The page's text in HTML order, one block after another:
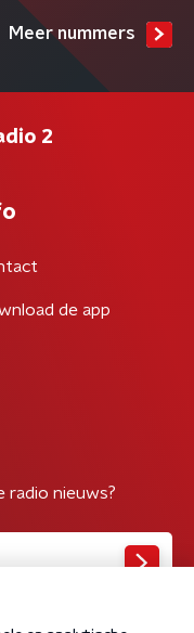
Meer nummers
2
de app
nieuws?